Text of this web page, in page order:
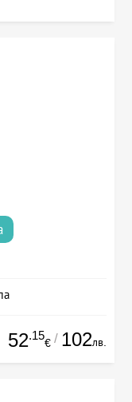
52.15
€ / 102лв.